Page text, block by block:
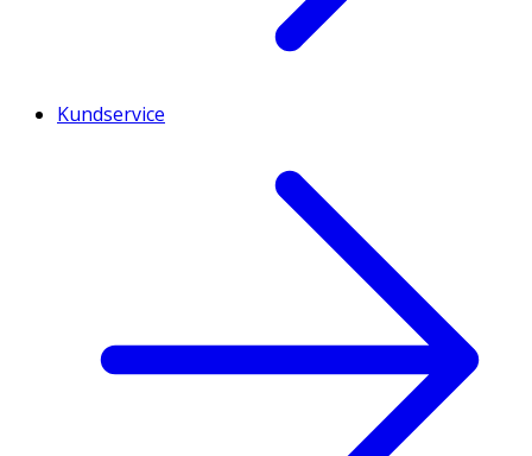
Kundservice